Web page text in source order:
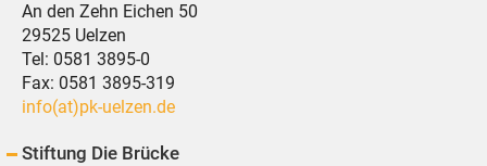
An den Zehn Eichen 50
29525 Uelzen
Tel: 0581 3895-0
Fax: 0581 3895-319
info(at)pk-uelzen.de
Stiftung Die Brücke